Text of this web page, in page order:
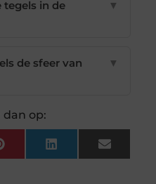
tegels in de
▼
de sfeer van
▼
dan op:
Pinterest LinkedIn Email